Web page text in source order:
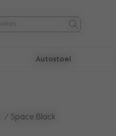
Autostoel
Space Black